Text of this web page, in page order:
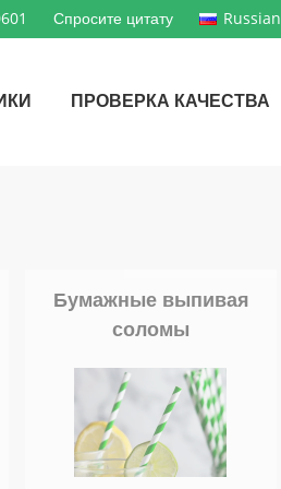
Спросите цитату Russian
ПРОВЕРКА КАЧЕСТВА
Бумажные выпивая
соломы